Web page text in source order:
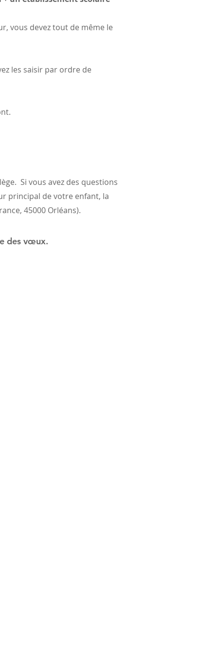
vous devez tout de même le
les saisir par ordre de
Si vous avez des questions
principal de votre enfant, la
45000 Orléans).
des vœux.